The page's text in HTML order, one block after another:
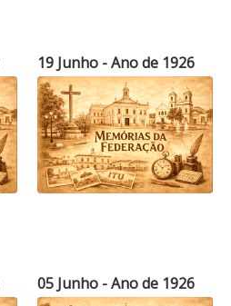
19 Junho - Ano de 1926
05 Junho - Ano de 1926